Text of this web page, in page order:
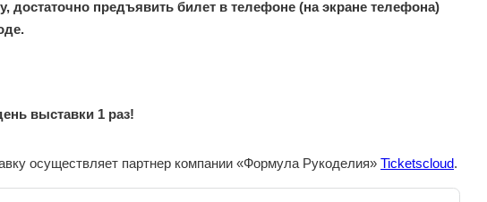
достаточно предъявить билет в телефоне (на экране телефона)
выставки 1 раз!
осуществляет партнер компании «Формула Рукоделия»Ticketscloud.